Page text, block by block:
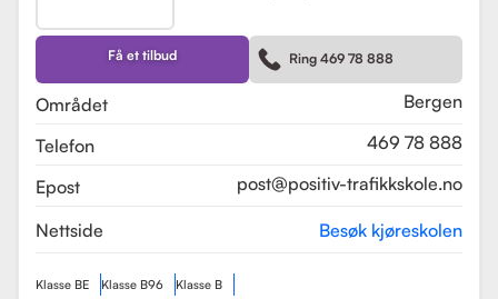
føreropplæring for både bil,
tilhenger og moped, og har
spesialiserte kurs som trafikalt
grunnkurs og mørkekjøring. Les mer
Få et tilbud Ring 469 78 888
Området
Bergen
Telefon
469 78 888
Epost
post@positiv-trafikkskole.no
Nettside Besøk kjøreskolen
Klasse BE Klasse B96 Klasse B